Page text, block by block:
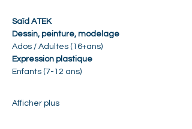
Saïd ATEK
Dessin, peinture, modelage
Ados / Adultes (16+ans)
Expression plastique
Enfants (7-12 ans)
Afficher plus